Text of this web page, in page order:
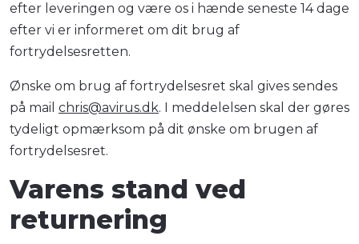
efter leveringen og være os i hænde seneste 14 dage
efter vi er informeret om dit brug af
fortrydelsesretten.
Ønske om brug af fortrydelsesret skal gives sendes
på mail chris@avirus.dk. I meddelelsen skal der gøres
tydeligt opmærksom på dit ønske om brugen af
fortrydelsesret.
Varens stand ved
returnering